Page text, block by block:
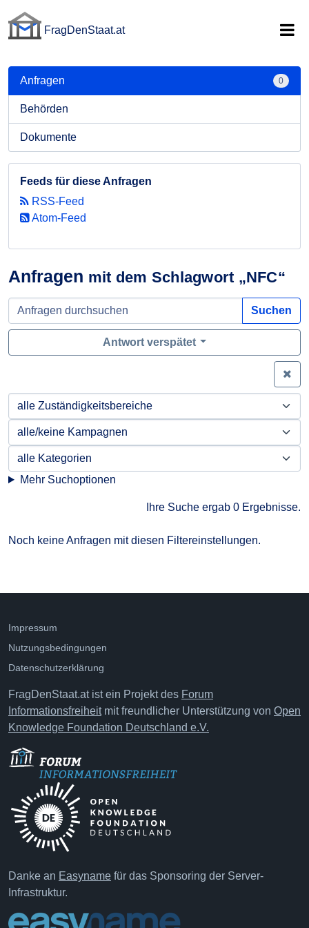
FragDenStaat.at
Anfragen mit dem Schlagwort „NFC“
Suchen
Antwort verspätet
Mehr Suchoptionen
Ihre Suche ergab 0 Ergebnisse.
Noch keine Anfragen mit diesen Filtereinstellungen.
Anfragen 0
Behörden
Dokumente
Feeds für diese Anfragen
RSS-Feed
Atom-Feed
Impressum
Nutzungsbedingungen
Datenschutzerklärung
FragDenStaat.at ist ein Projekt des Forum
Informationsfreiheitmit freundlicher Unterstützung von Open
Knowledge Foundation Deutschland e.V.
Danke an Easyname für das Sponsoring der Server-
Infrastruktur.